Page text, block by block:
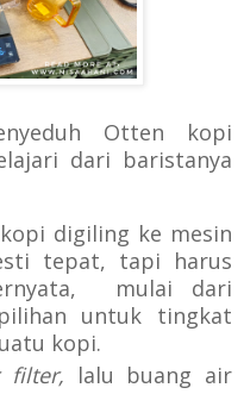
Otten kopi
dari baristanya
digiling ke mesin
tepat, tapi harus
mulai dari
untuk tingkat
kopi.
filter, lalu buang air